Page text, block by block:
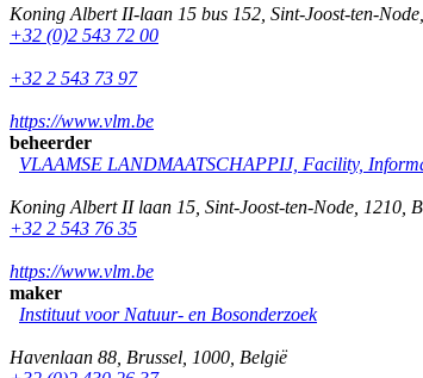
Koning Albert II-laan 15 bus 152 Sint-Joost-ten-Node
+32 (0)2 543 72 00
+32 2 543 73 97
https://www.vlm.be
beheerder
VLAAMSE LANDMAATSCHAPPIJ, Facility,
Koning Albert II laan 15 Sint-Joost-ten-Node 1210
+32 2 543 76 35
https://www.vlm.be
maker
Instituut voor Natuur- en Bosonderzoek
Havenlaan 88 Brussel 1000 België